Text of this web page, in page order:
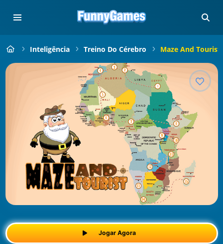
Inteligência Treino Do Cérebro Maze And Tourist
Jogar Agora